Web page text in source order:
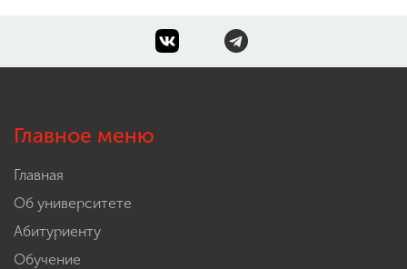
Главное меню
Главная
Об университете
Абитуриенту
Обучение